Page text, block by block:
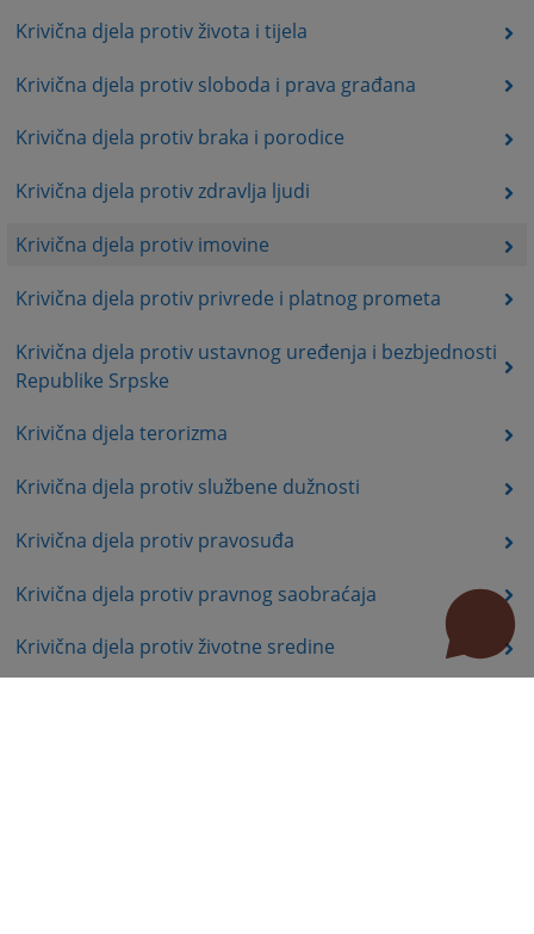
Krivična djela protiv života i tijela
Krivična djela protiv sloboda i prava građana
Krivična djela protiv braka i porodice
Krivična djela protiv zdravlja ljudi
Krivična djela protiv imovine
Krivična djela protiv privrede i platnog prometa
Krivična djela protiv ustavnog uređenja i bezbjednosti
Republike Srpske
Krivična djela terorizma
Krivična djela protiv službene dužnosti
Krivična djela protiv pravosuđa
Krivična djela protiv pravnog saobraćaja
Krivična djela protiv životne sredine